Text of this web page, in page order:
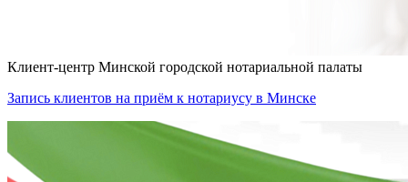
Клиент-центр Минской городской нотариальной палаты
Запись клиентов на приём к нотариусу в Минске